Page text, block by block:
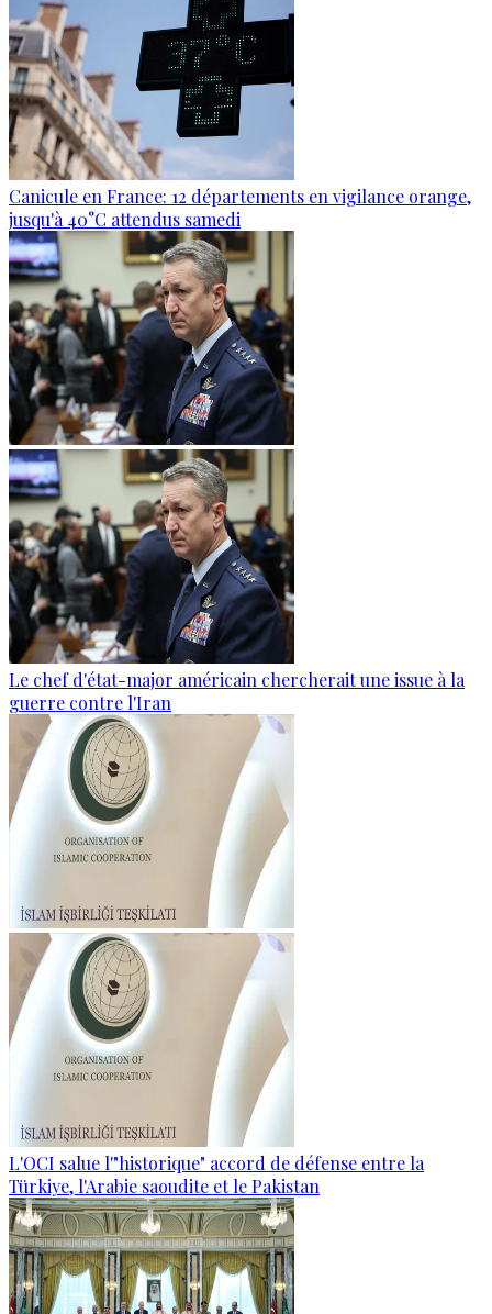
Canicule en France: 12 départements en vigilance orange,
jusqu'à 40°C attendus samedi
Le chef d'état-major américain chercherait une issue à la
guerre contre l'Iran
L'OCI salue l'"historique" accord de défense entre la
Türkiye, l'Arabie saoudite et le Pakistan